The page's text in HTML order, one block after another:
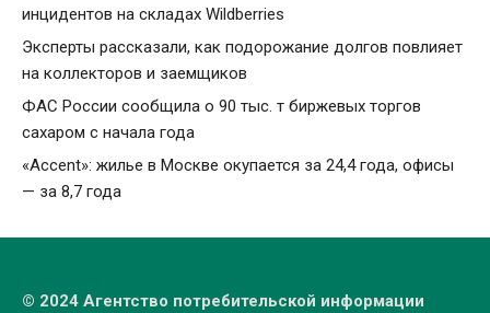
инцидентов на складах Wildberries
Эксперты рассказали, как подорожание долгов повлияет
на коллекторов и заемщиков
ФАС России сообщила о 90 тыс. т биржевых торгов
сахаром с начала года
«Accent»: жилье в Москве окупается за 24,4 года, офисы
— за 8,7 года
© 2024 Агентство потребительской информации